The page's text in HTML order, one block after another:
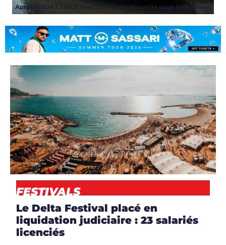
Après l’IBOAT, UBLO veut écrire une nouvelle page à Bordeaux
ARTICLES,EVENT,
NEWS
FESTIVALS
Le Delta Festival placé en
liquidation judiciaire : 23 salariés
licenciés